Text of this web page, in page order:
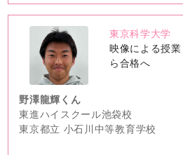
no
image
東京科学大学
映像による授
ら合格へ
野澤龍輝くん
東進ハイスクール池袋校
東京都立 小石川中等教育学校